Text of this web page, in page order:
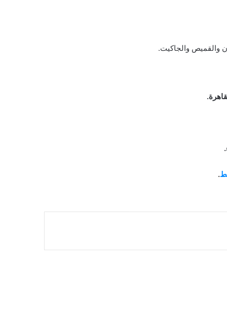
والقميص والجاكيت.
.